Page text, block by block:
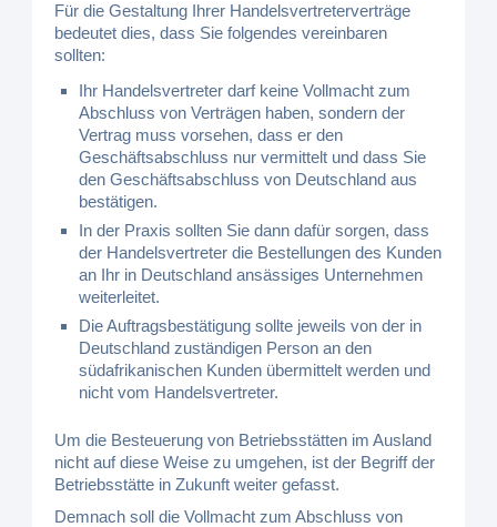
Für die Gestaltung Ihrer Handelsvertreterverträge
bedeutet dies, dass Sie folgendes vereinbaren
sollten:
Ihr Handelsvertreter darf keine Vollmacht zum
Abschluss von Verträgen haben, sondern der
Vertrag muss vorsehen, dass er den
Geschäftsabschluss nur vermittelt und dass Sie
den Geschäftsabschluss von Deutschland aus
bestätigen.
In der Praxis sollten Sie dann dafür sorgen, dass
der Handelsvertreter die Bestellungen des Kunden
an Ihr in Deutschland ansässiges Unternehmen
weiterleitet.
Die Auftragsbestätigung sollte jeweils von der in
Deutschland zuständigen Person an den
südafrikanischen Kunden übermittelt werden und
nicht vom Handelsvertreter.
Um die Besteuerung von Betriebsstätten im Ausland
nicht auf diese Weise zu umgehen, ist der Begriff der
Betriebsstätte in Zukunft weiter gefasst.
Demnach soll die Vollmacht zum Abschluss von